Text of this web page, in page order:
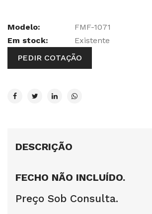
Modelo:
FMF-1071
Em stock:
Existente
PEDIR COTAÇÃO
DESCRIÇÃO
FECHO NÃO INCLUÍDO.
Preço Sob Consulta.